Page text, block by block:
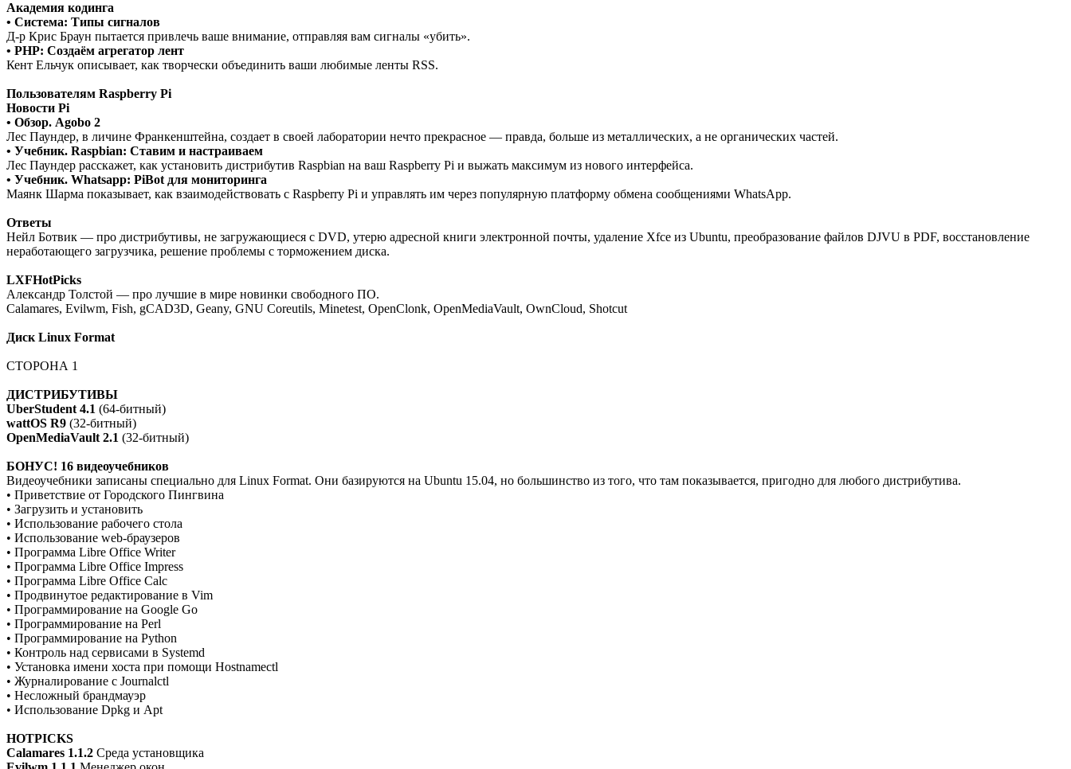
Академия кодинга
• Система: Типы сигналов
Д-р Крис Браун пытается привлечь ваше внимание, отправляя вам сигналы «убить».
• PHP: Создаём агрегатор лент
Кент Ельчук описывает, как творчески объединить ваши любимые ленты RSS.
Пользователям Raspberry Pi
Новости Pi
• Обзор. Agobo 2
Лес Паундер, в личине Франкенштейна, создает в своей лаборатории нечто прекрасное — правда, больше из металлических, а не органических частей.
• Учебник. Raspbian: Cтавим и настраиваем
Лес Паундер расскажет, как установить дистрибутив Raspbian на ваш Raspberry Pi и выжать максимум из нового интерфейса.
• Учебник. Whatsapp: PiBot для мониторинга
Маянк Шарма показывает, как взаимодействовать с Raspberry Pi и управлять им через популярную платформу обмена сообщениями WhatsApp.
Ответы
Нейл Ботвик — про дистрибутивы, не загружающиеся с DVD, утерю адресной книги электронной почты, удаление Xfce из Ubuntu, преобразование файлов DJVU в PDF, восстановление
неработающего загрузчика, решение проблемы с торможением диска.
LXFHotPicks
Александр Толстой — про лучшие в мире новинки свободного ПО.
Calamares, Evilwm, Fish, gCAD3D, Geany, GNU Coreutils, Minetest, OpenClonk, OpenMediaVault, OwnCloud, Shotcut
Диск Linux Format
СТОРОНА 1
ДИСТРИБУТИВЫ
UberStudent 4.1 (64-битный)
wattOS R9 (32-битный)
OpenMediaVault 2.1 (32-битный)
БОНУС! 16 видеоучебников
Видеоучебники записаны специально для Linux Format. Они базируются на Ubuntu 15.04, но большинство из того, что там показывается, пригодно для любого дистрибутива.
• Приветствие от Городского Пингвина
• Загрузить и установить
• Использование рабочего стола
• Использование web-браузеров
• Программа Libre Office Writer
• Программа Libre Office Impress
• Программа Libre Office Calc
• Продвинутое редактирование в Vim
• Программирование на Google Go
• Программирование на Perl
• Программирование на Python
• Контроль над сервисами в Systemd
• Установка имени хоста при помощи Hostnamectl
• Журналирование с Journalctl
• Несложный брандмауэр
• Использование Dpkg и Apt
HOTPICKS
Calamares 1.1.2 Среда установщика